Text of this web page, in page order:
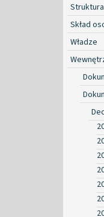
Skład
Władze